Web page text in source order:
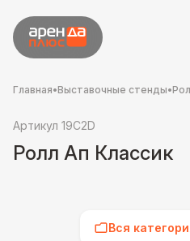
Главная•Выставочные стенды•
Артикул 19C2D
Ролл Ап Классик
Вся